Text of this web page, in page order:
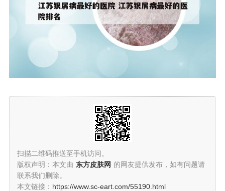
扫描二维码推送至手机访问。
版权声明：本文由 东方皮肤网 的网友提供发布，如有问题请
联系我们删除。
本文链接： https://www.sc-eart.com/55190.html